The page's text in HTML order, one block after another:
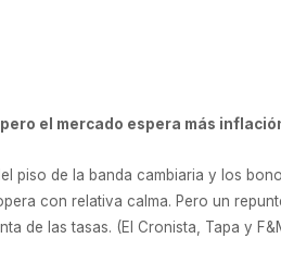
el mercado espera más
piso de la banda cambiaria y los
con relativa calma. Pero un
de las tasas. (El Cronista, Tapa y